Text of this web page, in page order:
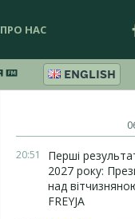
ПРО НАС
ENGLISH
20:51
Перші
2027 року:
над
FREYJA